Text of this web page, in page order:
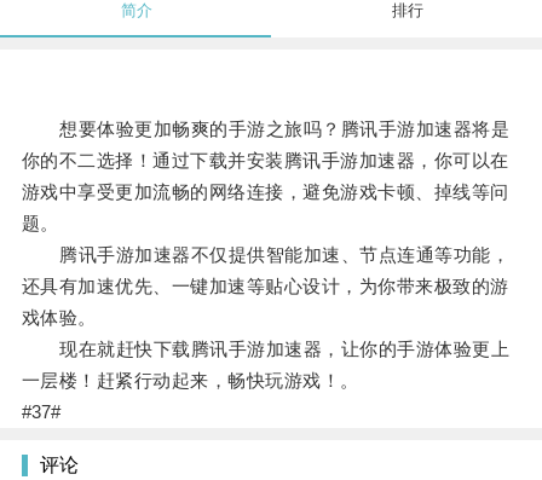
简介 排行
想要体验更加畅爽的手游之旅吗？腾讯手游加速器将是
你的不二选择！通过下载并安装腾讯手游加速器，你可以在
游戏中享受更加流畅的网络连接，避免游戏卡顿、掉线等问
题。
腾讯手游加速器不仅提供智能加速、节点连通等功能，
还具有加速优先、一键加速等贴心设计，为你带来极致的游
戏体验。
现在就赶快下载腾讯手游加速器，让你的手游体验更上
一层楼！赶紧行动起来，畅快玩游戏！。
#37#
评论